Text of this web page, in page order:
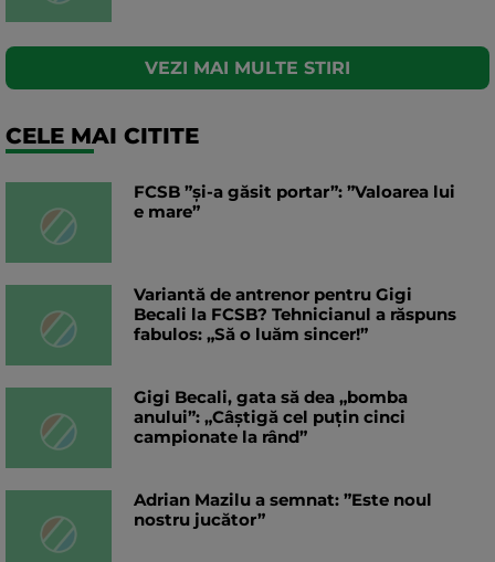
VEZI MAI MULTE STIRI
CELE MAI CITITE
FCSB ”și-a găsit portar”: ”Valoarea lui
e mare”
Variantă de antrenor pentru Gigi
Becali la FCSB? Tehnicianul a răspuns
fabulos: „Să o luăm sincer!”
Gigi Becali, gata să dea „bomba
anului”: „Câștigă cel puțin cinci
campionate la rând”
Adrian Mazilu a semnat: ”Este noul
nostru jucător”